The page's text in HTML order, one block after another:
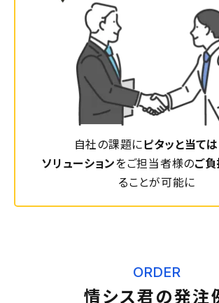
自社の課題にピタッと当て
ソリューションをご担当者様のご
ることが可能に
ORDER
情シス君の発注